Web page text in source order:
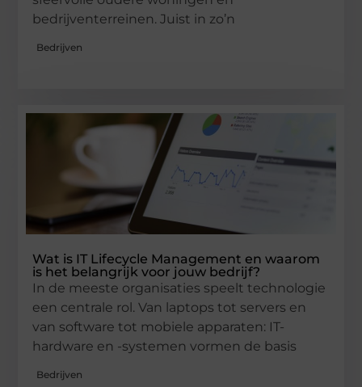
bedrijventerreinen. Juist in zo’n
Bedrijven
Wat is IT Lifecycle Management en waarom
is het belangrijk voor jouw bedrijf?
In de meeste organisaties speelt technologie
een centrale rol. Van laptops tot servers en
van software tot mobiele apparaten: IT-
hardware en -systemen vormen de basis
Bedrijven